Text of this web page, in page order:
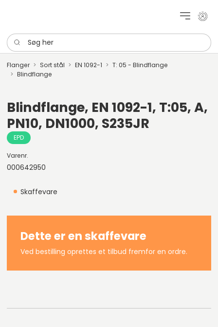
Mit
Søg her
Flanger Sort stål EN 1092-1
T: 05 - Blindflange
Blindflange
Blindflange, EN 1092-1, T:05, A,
PN10, DN1000, S235JR
EPD
Varenr.
000642950
Skaffevare
Dette er en skaffevare
Ved bestilling oprettes et tilbud fremfor en ordre.